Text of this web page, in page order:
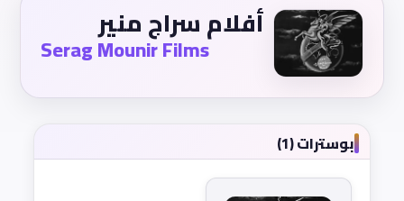
أفلام سراج منير
Serag Mounir Films
بوسترات (1)